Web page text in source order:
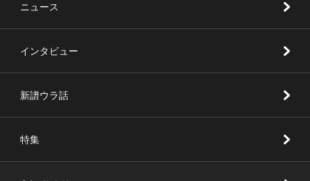
ニュース
インタビュー
新譜ウラ話
特集